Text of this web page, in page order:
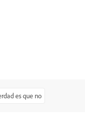
es que no